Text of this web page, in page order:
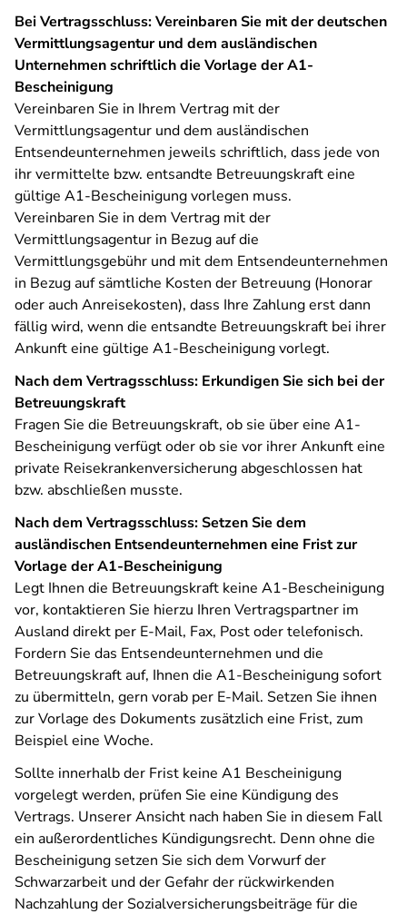
Bei Vertragsschluss: Vereinbaren Sie mit der deutschen
Vermittlungsagentur und dem ausländischen
Unternehmen schriftlich die Vorlage der A1-
Bescheinigung
Vereinbaren Sie in Ihrem Vertrag mit der
Vermittlungsagentur und dem ausländischen
Entsendeunternehmen jeweils schriftlich, dass jede von
ihr vermittelte bzw. entsandte Betreuungskraft eine
gültige A1-Bescheinigung vorlegen muss.
Vereinbaren Sie in dem Vertrag mit der
Vermittlungsagentur in Bezug auf die
Vermittlungsgebühr und mit dem Entsendeunternehmen
in Bezug auf sämtliche Kosten der Betreuung (Honorar
oder auch Anreisekosten), dass Ihre Zahlung erst dann
fällig wird, wenn die entsandte Betreuungskraft bei ihrer
Ankunft eine gültige A1-Bescheinigung vorlegt.
Nach dem Vertragsschluss: Erkundigen Sie sich bei der
Betreuungskraft
Fragen Sie die Betreuungskraft, ob sie über eine A1-
Bescheinigung verfügt oder ob sie vor ihrer Ankunft eine
private Reisekrankenversicherung abgeschlossen hat
bzw. abschließen musste.
Nach dem Vertragsschluss: Setzen Sie dem
ausländischen Entsendeunternehmen eine Frist zur
Vorlage der A1-Bescheinigung
Legt Ihnen die Betreuungskraft keine A1-Bescheinigung
vor, kontaktieren Sie hierzu Ihren Vertragspartner im
Ausland direkt per E-Mail, Fax, Post oder telefonisch.
Fordern Sie das Entsendeunternehmen und die
Betreuungskraft auf, Ihnen die A1-Bescheinigung sofort
zu übermitteln, gern vorab per E-Mail. Setzen Sie ihnen
zur Vorlage des Dokuments zusätzlich eine Frist, zum
Beispiel eine Woche.
Sollte innerhalb der Frist keine A1 Bescheinigung
vorgelegt werden, prüfen Sie eine Kündigung des
Vertrags. Unserer Ansicht nach haben Sie in diesem Fall
ein außerordentliches Kündigungsrecht. Denn ohne die
Bescheinigung setzen Sie sich dem Vorwurf der
Schwarzarbeit und der Gefahr der rückwirkenden
Nachzahlung der Sozialversicherungsbeiträge für die